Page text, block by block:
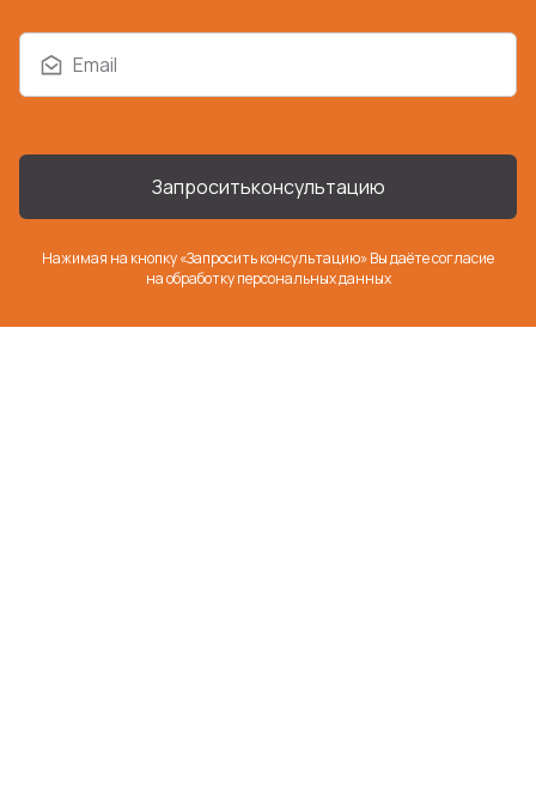
Email
Запроситьконсультацию
Нажимая на кнопку «Запросить консультацию» Вы даёте согласие
наобработку персональных данных